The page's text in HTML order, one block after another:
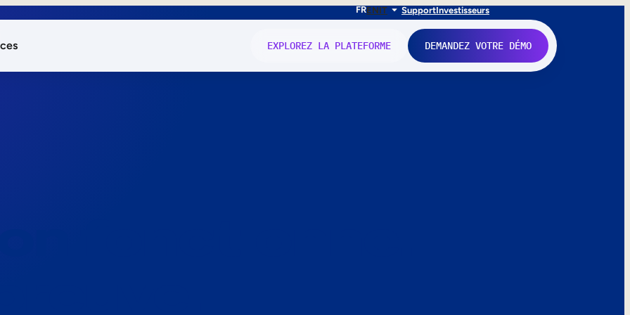
FRENIT SupportInvestisseurs
EXPLOREZ LA PLATEFORME DEMANDEZ VOTRE DÉMO